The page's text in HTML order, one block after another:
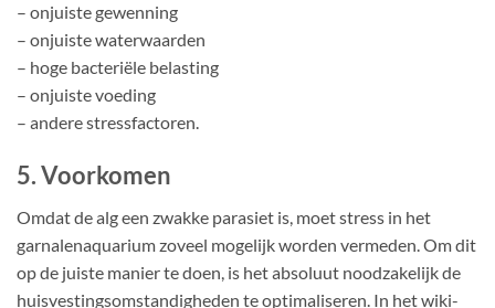
– onjuiste gewenning
– onjuiste waterwaarden
– hoge bacteriële belasting
– onjuiste voeding
– andere stressfactoren.
5. Voorkomen
Omdat de alg een zwakke parasiet is, moet stress in het
garnalenaquarium zoveel mogelijk worden vermeden. Om dit
op de juiste manier te doen, is het absoluut noodzakelijk de
huisvestingsomstandigheden te optimaliseren. In het wiki-